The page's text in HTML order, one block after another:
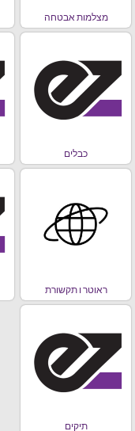
מצלמות אבטחה
כבלים
ראוטר ו תקשורת
תיקים